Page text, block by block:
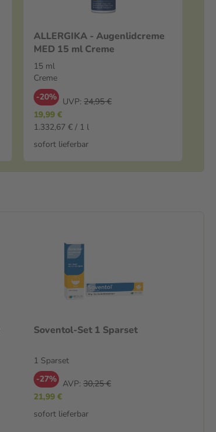
ALLERGIKA - Augenlidcreme
MED 15 ml Creme
15 ml
Creme
-20% UVP: 24,95 €
19,99 €
1.332,67 € / 1 l
sofort lieferbar
Soventol-Set 1 Sparset
1 Sparset
-27% AVP: 30,25 €
21,99 €
sofort lieferbar